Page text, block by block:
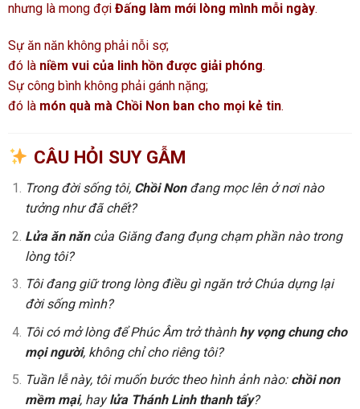
nhưng là mong đợi Đấng làm mới lòng mình mỗi ngày.
Sự ăn năn không phải nỗi sợ;
đó là niềm vui của linh hồn được giải phóng.
Sự công bình không phải gánh nặng;
đó là món quà mà Chồi Non ban cho mọi kẻ tin.
CÂU HỎI SUY GẪM
Trong đời sống tôi, Chồi Nonđang mọc lên ở nơi nào
tưởng như đã chết?
Lửa ăn năncủa Giăng đang đụng chạm phần nào trong
lòng tôi?
Tôi đang giữ trong lòng điều gì ngăn trở Chúa dựng lại
đời sống mình?
Tôi có mở lòng để Phúc Âm trở thành hy vọng chung cho
mọi người, không chỉ cho riêng tôi?
Tuần lễ này, tôi muốn bước theo hình ảnh nào: chồi non
mềm mại, haylửa Thánh Linh thanh tẩy?